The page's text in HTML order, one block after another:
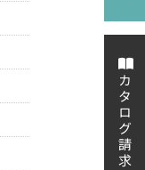
カタログ請求